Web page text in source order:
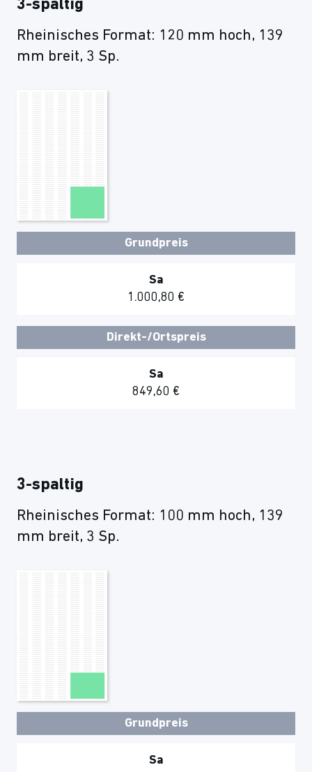
3-spaltig
Rheinisches Format: 120 mm hoch, 139
mm breit, 3 Sp.
Grundpreis
Sa
1.000,80 €
Direkt-/Ortspreis
Sa
849,60 €
3-spaltig
Rheinisches Format: 100 mm hoch, 139
mm breit, 3 Sp.
Grundpreis
Sa